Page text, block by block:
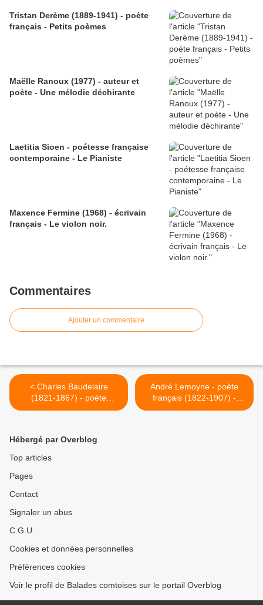
Tristan Derème (1889-1941) - poète
français - Petits poèmes
Maëlle Ranoux (1977) - auteur et
poète - Une mélodie déchirante
Laetitia Sioen - poétesse française
contemporaine - Le Pianiste
Maxence Fermine (1968) - écrivain
français - Le violon noir.
Commentaires
Ajouter un commentaire
< Charles Baudelaire
(1821-1867) - poète
français- Harmonie du soir
André Lemoyne - poète
français (1822-1907) -
Beethoven et Rembrandt >
Hébergé par Overblog
Top articles
Pages
Contact
Signaler un abus
C.G.U.
Cookies et données personnelles
Préférences cookies
Voir le profil de Balades comtoises sur le portail Overblog